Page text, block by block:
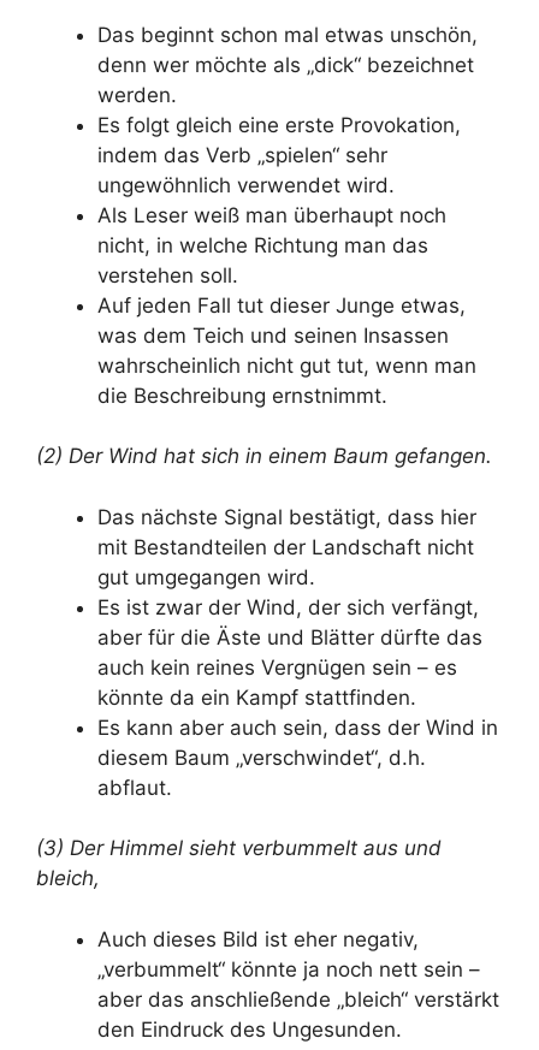
Das beginnt schon mal etwas unschön,
denn wer möchte als „dick“ bezeichnet
werden.
Es folgt gleich eine erste Provokation,
indem das Verb „spielen“ sehr
ungewöhnlich verwendet wird.
Als Leser weiß man überhaupt noch
nicht, in welche Richtung man das
verstehen soll.
Auf jeden Fall tut dieser Junge etwas,
was dem Teich und seinen Insassen
wahrscheinlich nicht gut tut, wenn man
die Beschreibung ernstnimmt.
(2) Der Wind hat sich in einem Baum gefangen.
Das nächste Signal bestätigt, dass hier
mit Bestandteilen der Landschaft nicht
gut umgegangen wird.
Es ist zwar der Wind, der sich verfängt,
aber für die Äste und Blätter dürfte das
auch kein reines Vergnügen sein – es
könnte da ein Kampf stattfinden.
Es kann aber auch sein, dass der Wind in
diesem Baum „verschwindet“, d.h.
abflaut.
(3) Der Himmel sieht verbummelt aus und
bleich,
Auch dieses Bild ist eher negativ,
„verbummelt“ könnte ja noch nett sein –
aber das anschließende „bleich“ verstärkt
den Eindruck des Ungesunden.